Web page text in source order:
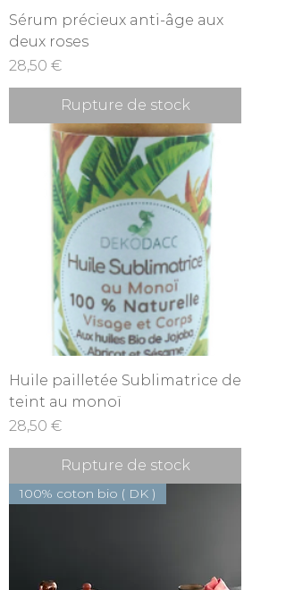
Sérum précieux anti-âge aux
deux roses
Prix
28,50 €
Rupture de stock
Huile pailletée Sublimatrice de
teint au monoï
Prix
28,50 €
Rupture de stock
100% coton bio ( DK )